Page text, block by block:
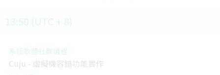
系統軟體社群議程
Cuju - 虛擬機容錯功能實作